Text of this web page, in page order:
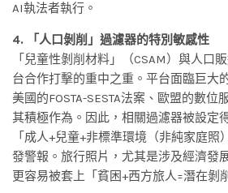
AI執法者執行。
4. 「人口剝削」過濾器的特別敏感性
「兒童性剝削材料」（CSAM）與人口
台合作打擊的重中之重。平台面臨巨大
美國的FOSTA-SESTA法案、歐盟的數位
其積極作為。因此，相關過濾器被設定
「成人+兒童+非標準環境（非純家庭照
發警報。旅行照片，尤其是涉及經濟發
更容易被套上「貧困+西方旅人=潛在剝